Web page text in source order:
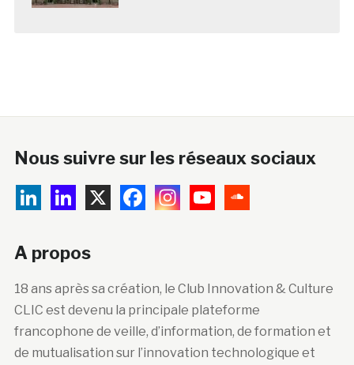
Nous suivre sur les réseaux sociaux
A propos
18 ans après sa création, le Club Innovation & Culture
CLIC est devenu la principale plateforme
francophone de veille, d’information, de formation et
de mutualisation sur l’innovation technologique et